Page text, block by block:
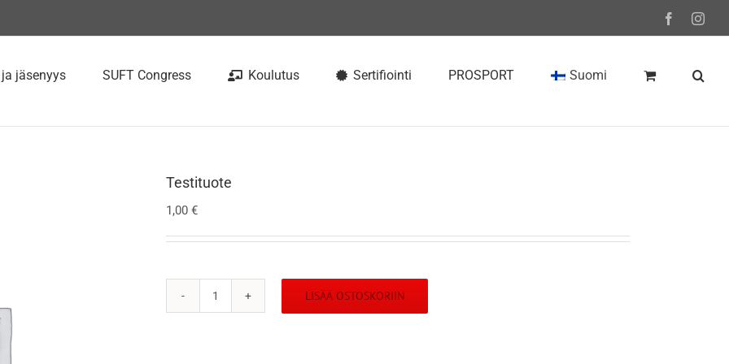
Facebook
jäsenyys SUFT Congress Koulutus Sertifiointi PROSPORT Suomi
Testituote
1,00 €
Testituote
LISÄÄ OSTOSKORIIN